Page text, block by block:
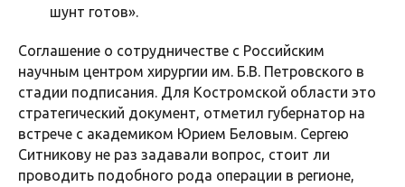
шунт готов».
Соглашение о сотрудничестве с Российским
научным центром хирургии им. Б.В. Петровского в
стадии подписания. Для Костромской области это
стратегический документ, отметил губернатор на
встрече с академиком Юрием Беловым. Сергею
Ситникову не раз задавали вопрос, стоит ли
проводить подобного рода операции в регионе,